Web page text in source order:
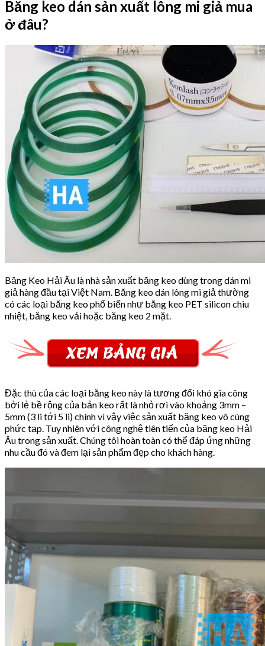
Băng keo dán sản xuất lông mi giả mua
ở đâu?
Băng Keo Hải Âu là nhà sản xuất băng keo dùng trong dán mi
giả hàng đầu tại Việt Nam. Băng keo dán lông mi giả thường
có các loại băng keo phổ biến như băng keo PET silicon chiu
nhiệt, băng keo vải hoặc băng keo 2 mặt.
Đặc thù của các loại băng keo này là tương đối khó gia công
bởi lẻ bề rộng của bản keo rất là nhỏ rơi vào khoảng 3mm –
5mm (3 li tới 5 li) chính vì vậy việc sản xuất băng keo vô cùng
phức tạp. Tuy nhiên với công nghệ tiên tiến của băng keo Hải
Âu trong sản xuất. Chúng tôi hoàn toàn có thể đáp ứng những
nhu cầu đó và đem lại sản phẩm đẹp cho khách hàng.